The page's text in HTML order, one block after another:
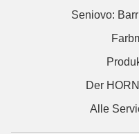
Seniovo:
Der
Alle